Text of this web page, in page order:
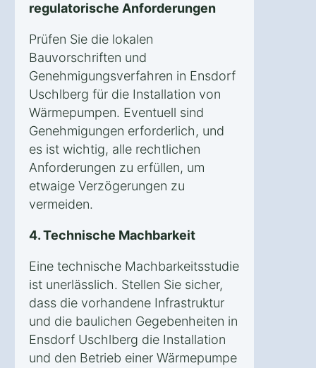
regulatorische Anforderungen
Prüfen Sie die lokalen
Bauvorschriften und
Genehmigungsverfahren in Ensdorf
Uschlberg für die Installation von
Wärmepumpen. Eventuell sind
Genehmigungen erforderlich, und
es ist wichtig, alle rechtlichen
Anforderungen zu erfüllen, um
etwaige Verzögerungen zu
vermeiden.
4. Technische Machbarkeit
Eine technische Machbarkeitsstudie
ist unerlässlich. Stellen Sie sicher,
dass die vorhandene Infrastruktur
und die baulichen Gegebenheiten in
Ensdorf Uschlberg die Installation
und den Betrieb einer Wärmepumpe